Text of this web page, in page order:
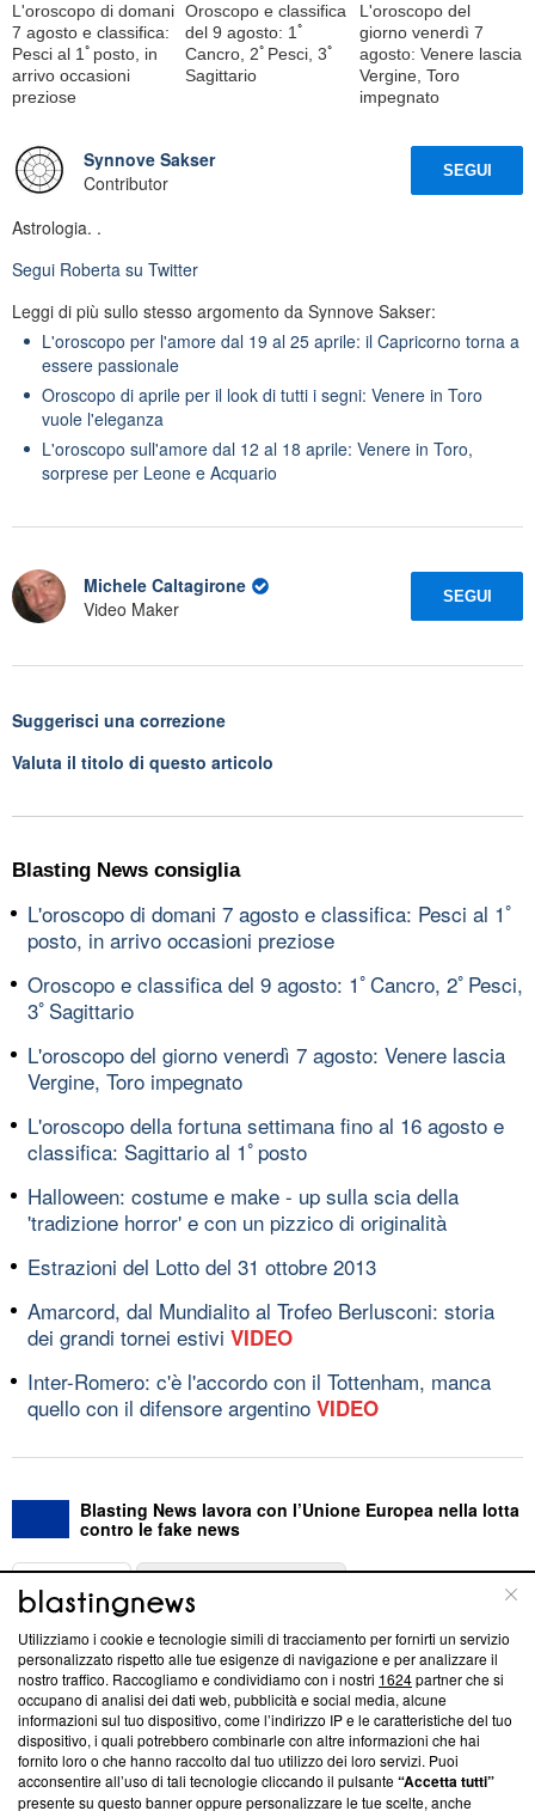
L'oroscopo di domani
7 agosto e classifica:
Pesci al 1ﾟposto, in
arrivo occasioni
preziose
Oroscopo e classifica
del 9 agosto: 1ﾟ
Cancro, 2ﾟPesci, 3ﾟ
Sagittario
L'oroscopo del
giorno venerdì 7
agosto: Venere lascia
Vergine, Toro
impegnato
Synnove Sakser
Contributor
SEGUI
Astrologia. .
Segui Roberta su Twitter
Leggi di più sullo stesso argomento da Synnove Sakser:
L'oroscopo per l'amore dal 19 al 25 aprile: il Capricorno torna a
essere passionale
Oroscopo di aprile per il look di tutti i segni: Venere in Toro
vuole l'eleganza
L'oroscopo sull'amore dal 12 al 18 aprile: Venere in Toro,
sorprese per Leone e Acquario
Michele Caltagirone
Video Maker
SEGUI
Suggerisci una correzione
Valuta il titolo di questo articolo
Blasting News consiglia
L'oroscopo di domani 7 agosto e classifica: Pesci al 1ﾟ
posto, in arrivo occasioni preziose
Oroscopo e classifica del 9 agosto: 1ﾟCancro, 2ﾟPesci,
3ﾟSagittario
L'oroscopo del giorno venerdì 7 agosto: Venere lascia
Vergine, Toro impegnato
L'oroscopo della fortuna settimana fino al 16 agosto e
classifica: Sagittario al 1ﾟposto
Halloween: costume e make - up sulla scia della
'tradizione horror' e con un pizzico di originalità
Estrazioni del Lotto del 31 ottobre 2013
Amarcord, dal Mundialito al Trofeo Berlusconi: storia
dei grandi tornei estivi VIDEO
Inter-Romero: c'è l'accordo con il Tottenham, manca
quello con il difensore argentino VIDEO
Blasting News lavora con l’Unione Europea nella lotta
contro le fake news
ABOUT
Questa sezione offre informazioni trasparenti su Blasting
News, sui nostri processi editoriali e su come ci impegniamo a
creare news di qualità. Inoltre, afferma la nostra aderenza a
‘Trust Project - News with Integrity’Blasting News non è
ancora membro del programma, ma ha richiesto di farne
parte; Trust Project non ha ancora effettuato una verifica di
conformità agli standard.
Utilizziamo i cookie e tecnologie simili di tracciamento per fornirti un servizio
personalizzato rispetto alle tue esigenze di navigazione e per analizzare il
nostro traffico. Raccogliamo e condividiamo con i nostri 1624partner che si
occupano di analisi dei dati web, pubblicità e social media, alcune
informazioni sul tuo dispositivo, come l’indirizzo IP e le caratteristiche del tuo
dispositivo, i quali potrebbero combinarle con altre informazioni che hai
fornito loro o che hanno raccolto dal tuo utilizzo dei loro servizi. Puoi
acconsentire all’uso di tali tecnologie cliccando il pulsante“Accetta tutti”
presente su questo banner oppure personalizzare le tue scelte, anche